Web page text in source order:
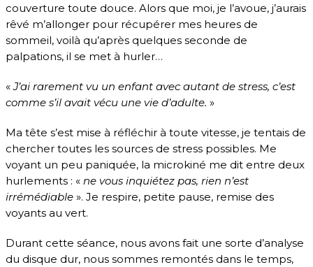
couverture toute douce. Alors que moi, je l’avoue, j’aurais
rêvé m’allonger pour récupérer mes heures de
sommeil, voilà qu’après quelques seconde de
palpations, il se met à hurler…
«J’ai rarement vu un enfant avec autant de stress, c’est
comme s’il avait vécu une vie d’adulte. »
Ma tête s’est mise à réfléchir à toute vitesse, je tentais de
chercher toutes les sources de stress possibles. Me
voyant un peu paniquée, la microkiné me dit entre deux
hurlements : « ne vous inquiétez pas, rien n’est
irrémédiable ». Je respire, petite pause, remise des
voyants au vert.
Durant cette séance, nous avons fait une sorte d’analyse
du disque dur, nous sommes remontés dans le temps,